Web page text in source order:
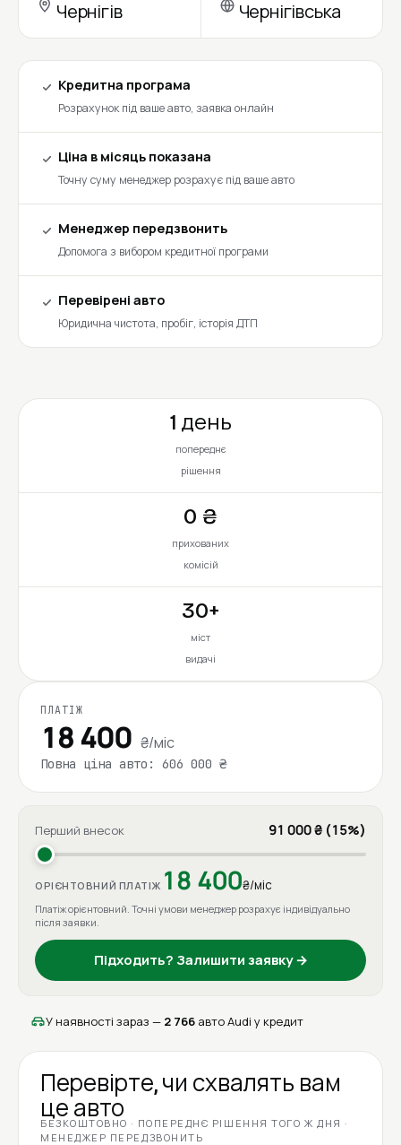
Чернігів Чернігівська
Кредитна програма
Розрахунок під ваше авто, заявка онлайн
Ціна в місяць показана
Точну суму менеджер розрахує під ваше авто
Менеджер передзвонить
Допомога з вибором кредитної програми
Перевірені авто
Юридична чистота, пробіг, історія ДТП
1 день
попереднє
рішення
0 ₴
прихованих
комісій
30+
міст
видачі
ПЛАТІЖ
18 400 ₴/міс
Повна ціна авто: 606 000 ₴
Перший внесок 91 000 ₴ (15%)
ОРІЄНТОВНИЙ ПЛАТІЖ 18 400₴/міс
Платіж орієнтовний. Точні умови менеджер розрахує індивідуально
після заявки.
Підходить? Залишити заявку →
У наявності зараз — 2 766 авто Audi у кредит
Перевірте, чи схвалять вам
це авто
БЕЗКОШТОВНО · ПОПЕРЕДНЄ РІШЕННЯ ТОГО Ж ДНЯ ·
МЕНЕДЖЕР ПЕРЕДЗВОНИТЬ